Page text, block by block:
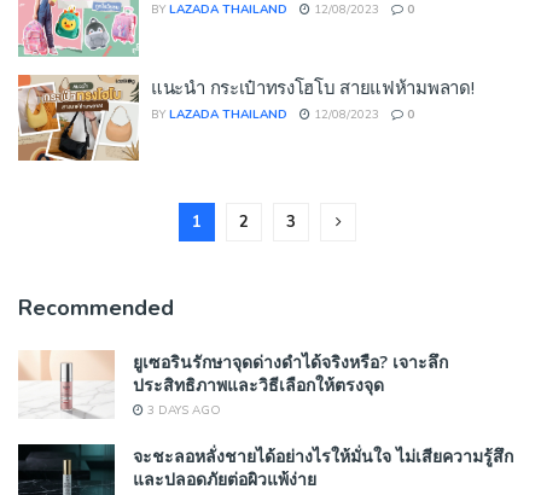
BY LAZADA THAILAND 12/08/2023 0
แนะนำ กระเป๋าทรงโฮโบ สายแฟห้ามพลาด!
BY LAZADA THAILAND 12/08/2023 0
1 2 3
Recommended
ยูเซอรินรักษาจุดด่างดำได้จริงหรือ? เจาะลึก
ประสิทธิภาพและวิธีเลือกให้ตรงจุด
3 DAYS AGO
จะชะลอหลั่งชายได้อย่างไรให้มั่นใจ ไม่เสียความรู้สึก
และปลอดภัยต่อผิวแพ้ง่าย